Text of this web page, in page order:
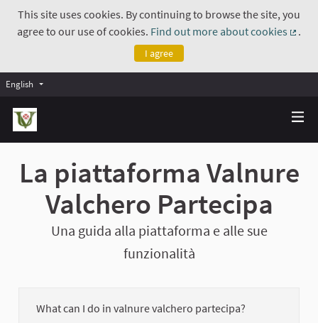
This site uses cookies. By continuing to browse the site, you
agree to our use of cookies. Find out more about cookies
.
I agree
English
La piattaforma Valnure
Valchero Partecipa
Una guida alla piattaforma e alle sue
funzionalità
What can I do in valnure valchero partecipa?